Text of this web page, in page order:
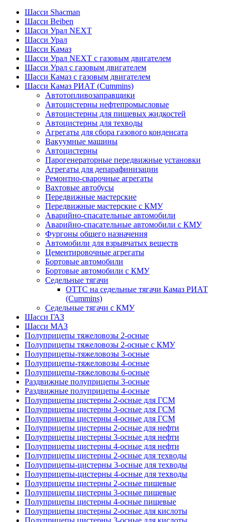
Шасси Shacman
Шасси Beiben
Шасси Урал NEXT
Шасси Урал
Шасси Камаз
Шасси Урал NEXT с газовым двигателем
Шасси Урал с газовым двигателем
Шасси Камаз с газовым двигателем
Шасси Камаз РИАТ (Cummins)
Автотопливозаправщики
Автоцистерны нефтепромысловые
Автоцистерны для пищевых жидкостей
Автоцистерны для техводы
Агрегаты для сбора газового конденсата
Вакуумные машины
Автоцистерны
Парогенераторные передвижные установки
Агрегаты для депарафинизации
Ремонтно-сварочные агрегаты
Вахтовые автобусы
Передвижные мастерские
Передвижные мастерские с КМУ
Аварийно-спасательные автомобили
Аварийно-спасательные автомобили с КМУ
Фургоны общего назначения
Автомобили для взрывчатых веществ
Цементировочные агрегаты
Бортовые автомобили
Бортовые автомобили с КМУ
Седельные тягачи
ОТТС на седельные тягачи Камаз РИАТ
(Cummins)
Седельные тягачи с КМУ
Шасси ГАЗ
Шасси МАЗ
Полуприцепы тяжеловозы 2-осные
Полуприцепы тяжеловозы 2-осные с КМУ
Полуприцепы-тяжеловозы 3-осные
Полуприцепы-тяжеловозы 4-осные
Полуприцепы-тяжеловозы 6-осные
Раздвижные полуприцепы 3-осные
Раздвижные полуприцепы 4-осные
Полуприцепы цистерны 2-осные для ГСМ
Полуприцепы цистерны 3-осные для ГСМ
Полуприцепы цистерны 4-осные для ГСМ
Полуприцепы цистерны 2-осные для нефти
Полуприцепы цистерны 3-осные для нефти
Полуприцепы цистерны 4-осные для нефти
Полуприцепы цистерны 2-осные для техводы
Полуприцепы-цистерны 3-осные для техводы
Полуприцепы-цистерны 4-осные для техводы
Полуприцепы цистерны 2-осные пищевые
Полуприцепы цистерны 3-осные пищевые
Полуприцепы цистерны 4-осные пищевые
Полуприцепы цистерны 2-осные для кислоты